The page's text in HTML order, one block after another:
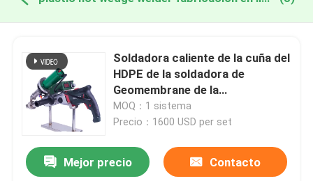
Soldadora caliente de la cuña del
HDPE de la soldadora de
Geomembrane de la
protuberancia
MOQ：1 sistema
Precio：1600 USD per set
Mejor precio Contacto